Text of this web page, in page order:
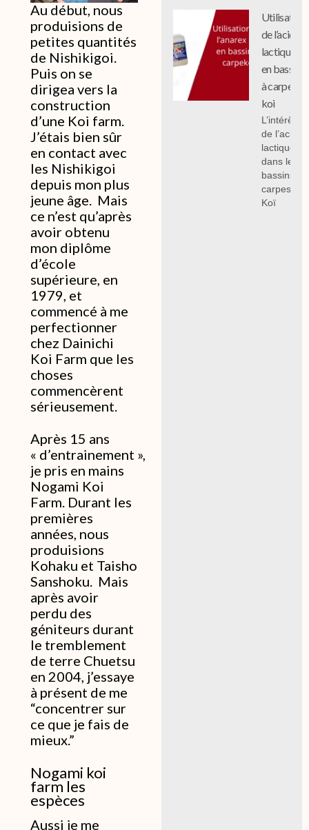
Au début, nous
produisions de
petites quantités
de Nishikigoi.
Puis on se
dirigea vers la
construction
d’une Koi farm.
J’étais bien sûr
en contact avec
les Nishikigoi
depuis mon plus
jeune âge. Mais
ce n’est qu’après
avoir obtenu
mon diplôme
d’école
supérieure, en
1979, et
commencé à me
perfectionner
chez Dainichi
Koi Farm que les
choses
commencèrent
sérieusement.
Après 15 ans
« d’entrainement »,
je pris en mains
Nogami Koi
Farm. Durant les
premières
années, nous
produisions
Kohaku et Taisho
Sanshoku. Mais
après avoir
perdu des
géniteurs durant
le tremblement
de terre Chuetsu
en 2004, j’essaye
à présent de me
“concentrer sur
ce que je fais de
mieux.”
Nogami koi
farm les
espèces
Aussi je me
Utilisation
de l’acide
lactique
en bassin
à carpe
koi
L’intérêt
de l’acide
lactique
dans les
bassins à
carpes
Koï